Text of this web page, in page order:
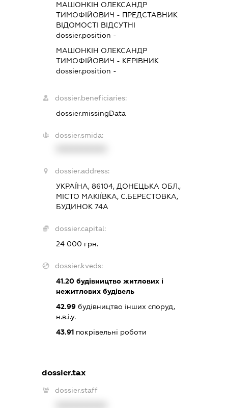
МАШОНКІН ОЛЕКСАНДР
ТИМОФІЙОВИЧ - ПРЕДСТАВНИК
ВІДОМОСТІ ВІДСУТНІ
dossier.position -
МАШОНКІН ОЛЕКСАНДР
ТИМОФІЙОВИЧ - КЕРІВНИК
dossier.position -
dossier.beneficiaries:
dossier.missingData
dossier.smida:
dossier.address:
УКРАЇНА, 86104, ДОНЕЦЬКА ОБЛ.,
МІСТО МАКІЇВКА, С.БЕРЕСТОВКА,
БУДИНОК 74А
dossier.capital:
24 000 грн.
dossier.kveds:
41.20 будівництво житлових і
нежитлових будівель
42.99 будівництво інших споруд,
н.в.і.у.
43.91 покрівельні роботи
dossier.tax
dossier.staff